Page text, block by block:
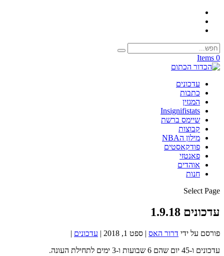
0 Items
עדכונים
כתבות
המגזין
Insignifistats
שיימס ברשת
קבוצות
מילון הNBA
פודקאסטים
פאנטזי
אוהדים
חנות
Select Page
עדכונים 1.9.18
פורסם על ידי דרור האס | ספט 1, 2018 | עדכונים |
עדכונים ו-45 יום שהם 6 שבועות ו-3 ימים לתחילת העונה.